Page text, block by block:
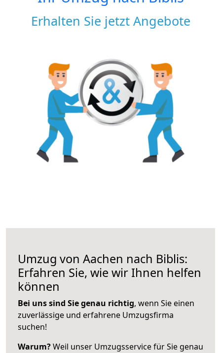
Erhalten Sie jetzt Angebote
Umzug von Aachen nach Biblis:
Erfahren Sie, wie wir Ihnen helfen
können
Bei uns sind Sie genau richtig, wenn Sie einen
zuverlässige und erfahrene Umzugsfirma
suchen!
Warum?Weil unser Umzugsservice für Sie genau